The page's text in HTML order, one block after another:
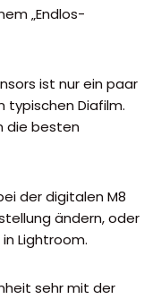
„Endlos-
ist nur ein paar
typischen Diafilm.
die besten
der digitalen M8
ändern, oder
Lightroom.
sehr mit der